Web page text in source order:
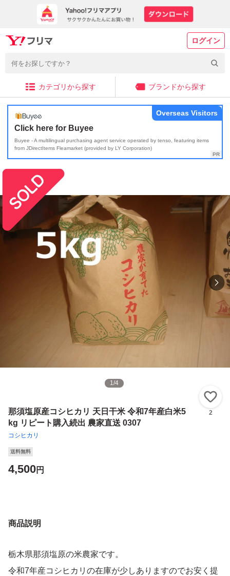
ログイン
カテゴリから探す ブランドから探す
Click here for Buyee
Buyee - A multilingual purchasing agent service operated by tenso, featuring items
from JDirectItems Fleamarket (provided by LY Corporation)
Overseas Visitors
1/4
那須塩原産コシヒカリ 天日干米 令和7年産白米5
kg リピート購入続出 農家直送 0307
コシヒカリ
2
送料無料
4,500円
商品説明
栃木県那須塩原の米農家です。
令和7年産コシヒカリの在庫が少しありますのでお安く提